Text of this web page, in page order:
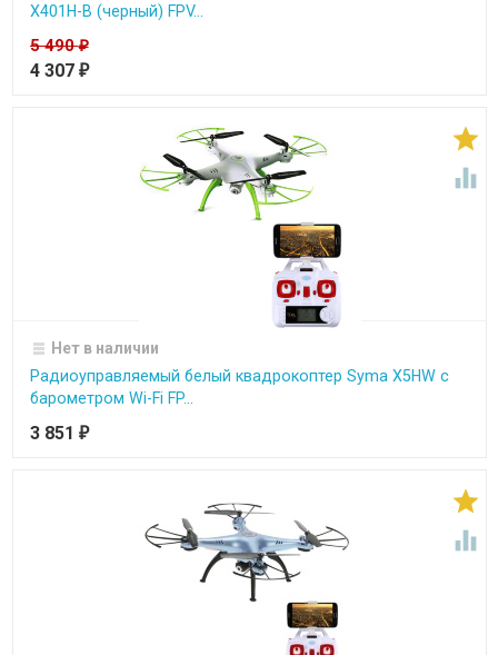
X401H-B (черный) FPV...
5 490₽
4 307 ₽


Нет в наличии
Радиоуправляемый белый квадрокоптер Syma X5HW с
барометром Wi-Fi FP...
3 851 ₽

